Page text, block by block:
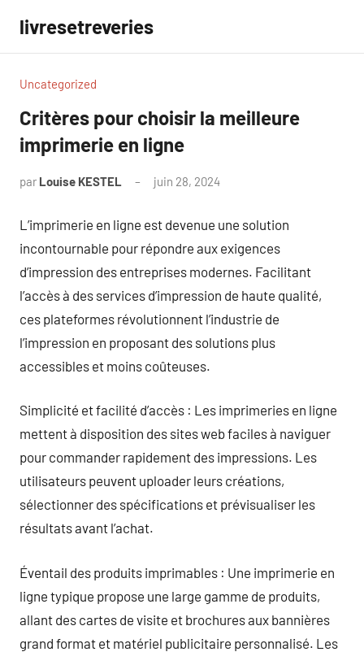
contenu
livresetreveries
Uncategorized
Critères pour choisir la meilleure
imprimerie en ligne
par Louise KESTEL juin 28, 2024
L’imprimerie en ligne est devenue une solution
incontournable pour répondre aux exigences
d’impression des entreprises modernes. Facilitant
l’accès à des services d’impression de haute qualité,
ces plateformes révolutionnent l’industrie de
l’impression en proposant des solutions plus
accessibles et moins coûteuses.
Simplicité et facilité d’accès : Les imprimeries en ligne
mettent à disposition des sites web faciles à naviguer
pour commander rapidement des impressions. Les
utilisateurs peuvent uploader leurs créations,
sélectionner des spécifications et prévisualiser les
résultats avant l’achat.
Éventail des produits imprimables : Une imprimerie en
ligne typique propose une large gamme de produits,
allant des cartes de visite et brochures aux bannières
grand format et matériel publicitaire personnalisé. Les